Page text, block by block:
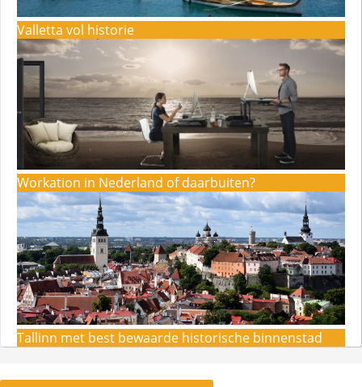
Valletta vol historie
Workation in Nederland of daarbuiten?
Tallinn met best bewaarde historische binnenstad